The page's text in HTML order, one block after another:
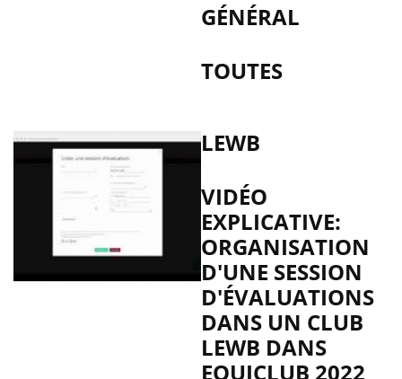
GÉNÉRAL
TOUTES
LEWB
VIDÉO
EXPLICATIVE:
ORGANISATION
D'UNE SESSION
D'ÉVALUATIONS
DANS UN CLUB
LEWB DANS
EQUICLUB 2022